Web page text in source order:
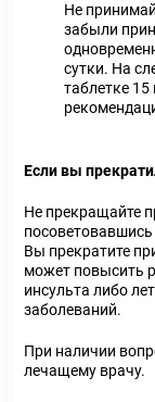
Не
забыли
сутки. На
таблетке 15
Если вы
Не прекращайте
Вы прекратите
может повысить
инсульта либо
заболеваний.
При наличии
лечащему врачу.